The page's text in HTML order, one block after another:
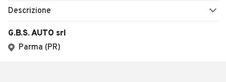
Descrizione
G.B.S. AUTO srl
Parma (PR)